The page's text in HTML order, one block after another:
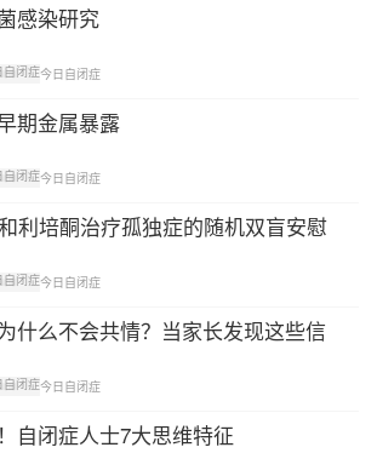
，可以和孩子谈论这件事情，做解
磨练孩子的性子，让他的心境逐渐
些绘本故事，比如《如果你想看鲸
样让孩子静心等待的绘本。
感染研究
今日自闭症
期金属暴露
今日自闭症
利培酮治疗孤独症的随机双盲安慰
今日自闭症
什么不会共情？当家长发现这些信
今日自闭症
自闭症人士7大思维特征